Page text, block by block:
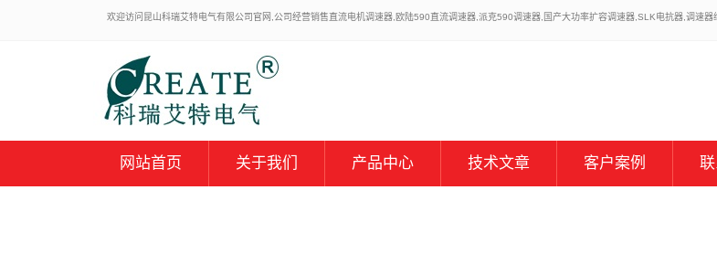
欢迎访问昆山科瑞艾特电气有限公司官网,公司经营销售直流电机调速器,欧陆590直流调速器,派克590调速器,国产大功率扩容调速器,SLK电抗器,调速器
网站首页 关于我们 产品中心 技术文章 客户案例 联